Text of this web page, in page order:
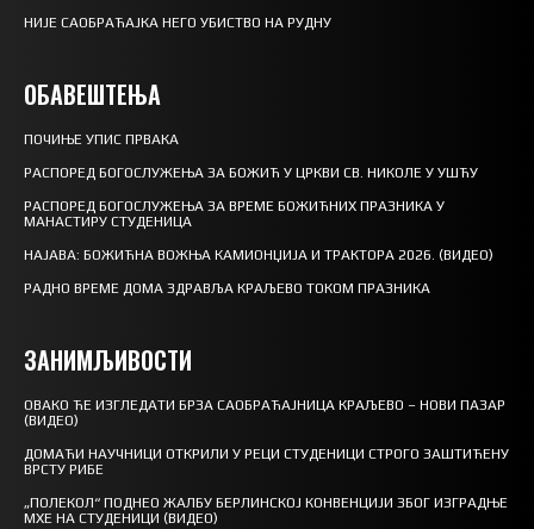
НИЈЕ САОБРАЋАЈКА НЕГО УБИСТВО НА РУДНУ
ОБАВЕШТЕЊА
ПОЧИЊЕ УПИС ПРВАКА
РАСПОРЕД БОГОСЛУЖЕЊА ЗА БОЖИЋ У ЦРКВИ СВ. НИКОЛЕ У УШЋУ
РАСПОРЕД БОГОСЛУЖЕЊА ЗА ВРЕМЕ БОЖИЋНИХ ПРАЗНИКА У
МАНАСТИРУ СТУДЕНИЦА
НАЈАВА: БОЖИЋНА ВОЖЊА КАМИОНЏИЈА И ТРАКТОРА 2026. (ВИДЕО)
РАДНО ВРЕМЕ ДОМА ЗДРАВЉА КРАЉЕВО ТОКОМ ПРАЗНИКА
ЗАНИМЉИВОСТИ
ОВАКО ЋЕ ИЗГЛЕДАТИ БРЗА САОБРАЋАЈНИЦА КРАЉЕВО – НОВИ ПАЗАР
(ВИДЕО)
ДОМАЋИ НАУЧНИЦИ ОТКРИЛИ У РЕЦИ СТУДЕНИЦИ СТРОГО ЗАШТИЋЕНУ
ВРСТУ РИБЕ
„ПОЛЕКОЛ“ ПОДНЕО ЖАЛБУ БЕРЛИНСКОЈ КОНВЕНЦИЈИ ЗБОГ ИЗГРАДЊЕ
МХЕ НА СТУДЕНИЦИ (ВИДЕО)